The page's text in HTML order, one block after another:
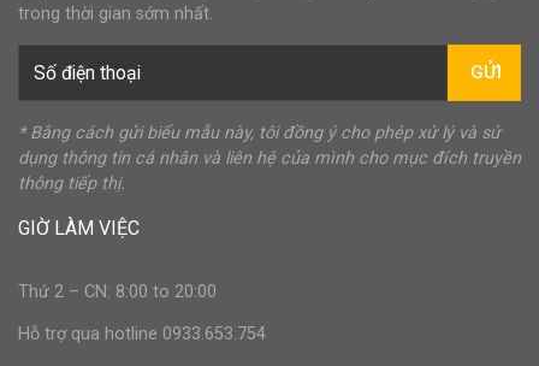
trong thời gian sớm nhất.
GỬI
* Bằng cách gửi biểu mẫu này, tôi đồng ý cho phép xử lý và sử
dụng thông tin cá nhân và liên hệ của mình cho mục đích truyền
thông tiếp thị.
GIỜ LÀM VIỆC
Thứ 2 – CN: 8:00 to 20:00
Hỗ trợ qua hotline 0933.653.754